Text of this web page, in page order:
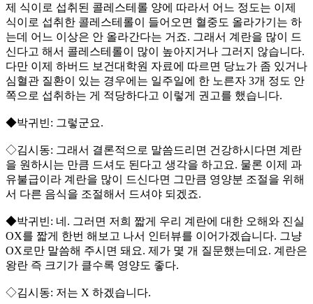
제 식이로 섭취된 콜레스테롤 양에 따라서 어느 정도는 이제
식이로 섭취한 콜레스테롤이 들어오면 혈중도 올라가기는 하
는데 어느 이상은 안 올라간다는 거죠. 그래서 계란을 많이 드
신다고 해서 콜레스테롤이 많이 높아지거나 그러지 않습니다.
다만 이제 하버드 보건대학원 자료에 따르면 당뇨가 좀 있거나
심혈관 질환이 있는 경우에는 일주일에 한 노른자 3개 정도 안
쪽으로 섭취하는 게 적당하다고 이렇게 권고를 했습니다.
◆박귀빈: 그렇군요.
◇김시동: 그래서 결론적으로 말씀드리면 건강하시다면 계란
을 원하시는 만큼 드셔도 된다고 생각을 하고요. 물론 이제 과
유불급이라 계란을 많이 드신다면 그만큼 영양분 조절을 위해
서 다른 음식을 조절해서 드셔야 되겠죠.
◆박귀빈: 네. 그러면 저희 짧게 우리 계란에 대한 오해와 진실
OX를 짧게 한번 해보고 나서 인터뷰를 이어가겠습니다. 그냥
OX로만 말씀해 주시면 돼요. 제가 몇 개 질문했는데요. 계란은
왕란 즉 크기가 클수록 영양도 좋다.
◇김시동: 저는 X 하겠습니다.